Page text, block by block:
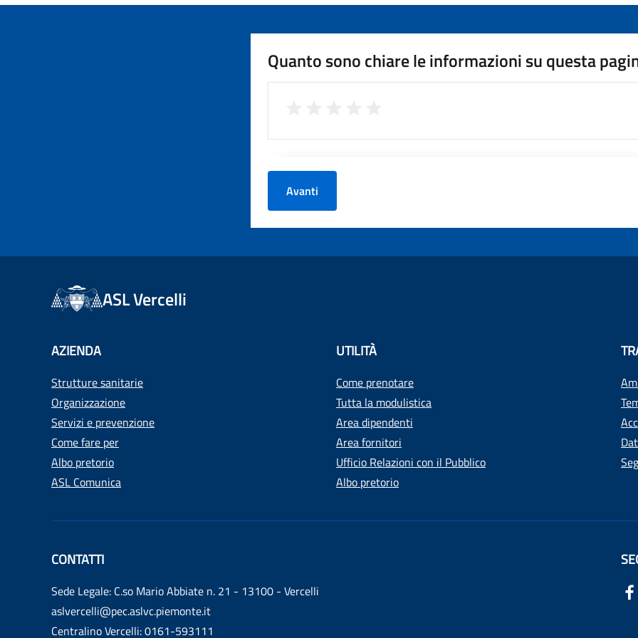
Quanto sono chiare le informazioni su questa
Avanti
ASL Vercelli
AZIENDA
Strutture sanitarie
Organizzazione
Servizi e prevenzione
Come fare per
Albo pretorio
ASL Comunica
UTILITÀ
Come prenotare
Tutta la modulistica
Area dipendenti
Area fornitori
Ufficio Relazioni con il Pubblico
Albo pretorio
CONTATTI
Sede Legale: C.so Mario Abbiate n. 21 - 13100 - Vercelli
aslvercelli@pec.aslvc.piemonte.it
Centralino Vercelli: 0161-593111